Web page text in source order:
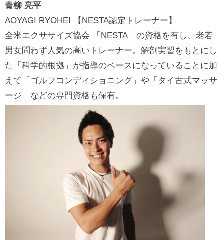
青柳 亮平
AOYAGI RYOHEI 【NESTA認定トレーナー】
全米エクササイズ協会 「NESTA」の資格を有し、老若
男女問わず人気の高いトレーナー。解剖実習をもとにし
た「科学的根拠」が指導のベースになっていることに加
えて「ゴルフコンディショニング」や「タイ古式マッサ
ージ」などの専門資格も保有。